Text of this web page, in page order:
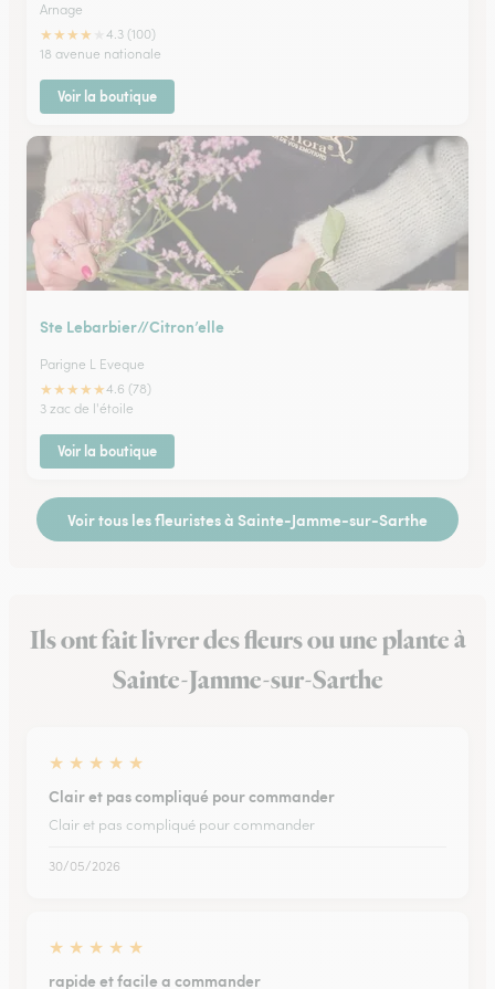
Arnage
★★★★
4.3 (100)
18 avenue nationale
Voir la boutique
Ste Lebarbier//Citron’elle
Parigne L Eveque
★★★★★4.6 (78)
3 zac de l'étoile
Voir la boutique
Voir tous les fleuristes à Sainte-Jamme-sur-Sarthe
Ils ont fait livrer des fleurs ou une plante à
Sainte-Jamme-sur-Sarthe
★ ★ ★ ★ ★
Clair et pas compliqué pour commander
Clair et pas compliqué pour commander
30/05/2026
★ ★ ★ ★ ★
rapide et facile a commander